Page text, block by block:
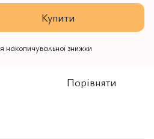
Купити
накопичувальної знижки
Порівняти